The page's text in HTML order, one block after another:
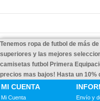
Tenemos ropa de futbol de más
superiores y las mejores
camisetas futbol Primera
precios mas bajos! Hasta un 10%
MI CUENTA
Mi Cuenta Envío y